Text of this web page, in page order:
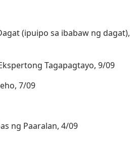
(ipuipo sa ibabaw ng dagat),
Tagapagtayo, 9/09
7/09
ng Paaralan, 4/09